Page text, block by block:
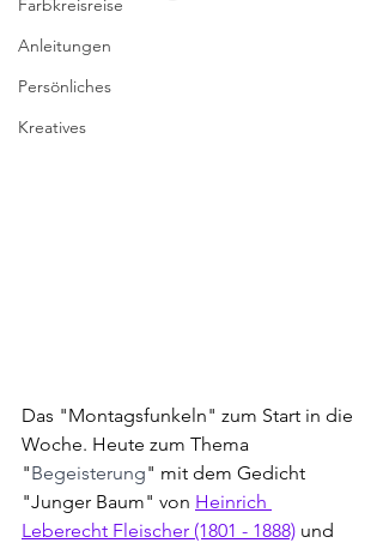
Farbkreisreise
Anleitungen
Persönliches
Kreatives
Das "Montagsfunkeln" zum Start in die
Woche. Heute zum Thema
"Begeisterung" mit dem Gedicht
"Junger Baum" von Heinrich
Leberecht Fleischer (1801 - 1888) und